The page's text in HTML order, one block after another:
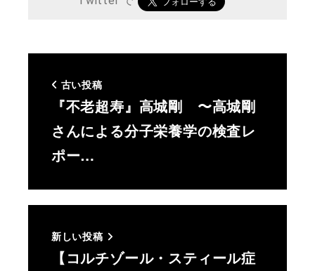
古い投稿
『不老超寿』高城剛 〜高城剛
さんによる分子栄養学の検査レ
ポー…
新しい投稿
【コルチゾール・スティール症